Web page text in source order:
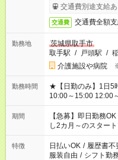
交通費別途支給あ
交通費 交通費全額
勤務地
茨城県取手市
取手駅 / 戸頭駅 /
介護施設や病院
勤務時間
★【日勤のみ】1日5時間～OK！ ≪シ
10:00～15:00
期間
【急募】即日勤務
し2カ月～のスタート
特徴 日払いOK / 履歴書不
服装自由 / シフト勤